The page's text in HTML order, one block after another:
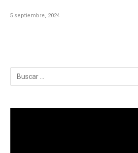
5 septiembre, 2024